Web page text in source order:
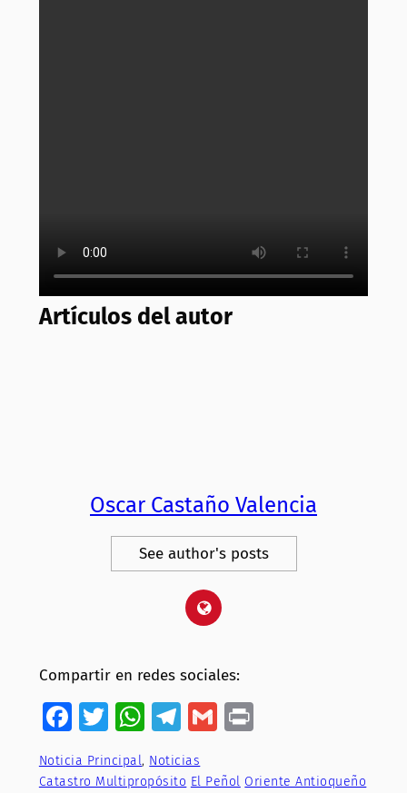
Artículos del autor
Oscar Castaño Valencia
See author's posts
Compartir en redes sociales:
Facebook
Twitter
WhatsApp
Telegram
Gmail
Noticia Principal, Noticias
Catastro Multipropósito El Peñol Oriente Antioqueño